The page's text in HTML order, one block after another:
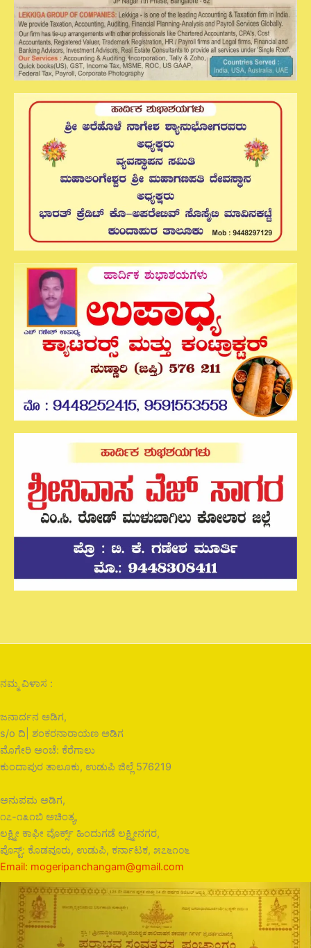
ನಮ್ಮ ವಿಳಾಸ :
ಜನಾರ್ದನ ಅಡಿಗ,
s/o ದಿ| ಶಂಕರನಾರಾಯಣ ಅಡಿಗ
ಮೊಗೇರಿ ಅಂಚೆ: ಕೆರೆಗಾಲು
ಕುಂದಾಪುರ ತಾಲೂಕು, ಉಡುಪಿ ಜಿಲ್ಲೆ 576219
ಅನುಪಮ ಅಡಿಗ,
೧೭-೧೩೧ಬಿ ಅಚಿಂತ್ಯ,
ಲಕ್ಷ್ಮೀ ಕಾಫೀ ವೊರ್ಕ್ಸ್ ಹಿಂದುಗಡೆ ಲಕ್ಷ್ಮೀನಗರ,
ಪೊಸ್ಟ್: ಕೊಡವೂರು, ಉಡುಪಿ, ಕರ್ನಾಟಕ, ೫೭೬೧೦೬
Email: mogeripanchangam@gmail.com